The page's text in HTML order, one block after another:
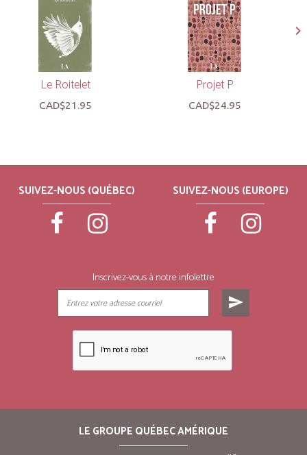
Le Roitelet
CAD$21.95
Projet P
CAD$24.95
SUIVEZ-NOUS (QUÉBEC) SUIVEZ-NOUS (EUROPE)
Inscrivez-vous à notre infolettre
send
LE GROUPE QUÉBEC AMÉRIQUE